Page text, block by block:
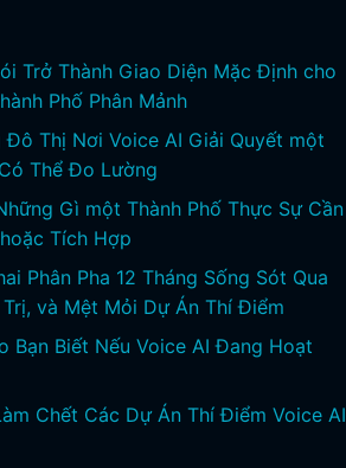
Trở Thành Giao Diện Mặc Định cho
Phố Phân Mảnh
Đô Thị Nơi Voice AI Giải Quyết một
Thể Đo Lường
Gì một Thành Phố Thực Sự Cần
Tích Hợp
Phân Pha 12 Tháng Sống Sót Qua
Trị, và Mệt Mỏi Dự Án Thí Điểm
Bạn Biết Nếu Voice AI Đang Hoạt
Chết Các Dự Án Thí Điểm Voice AI